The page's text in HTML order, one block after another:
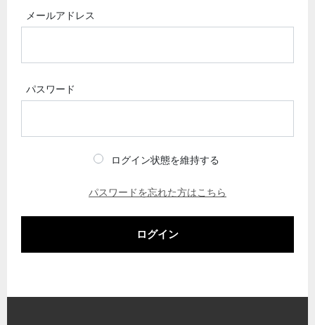
メールアドレス
パスワード
ログイン状態を維持する
パスワードを忘れた方はこちら
ログイン